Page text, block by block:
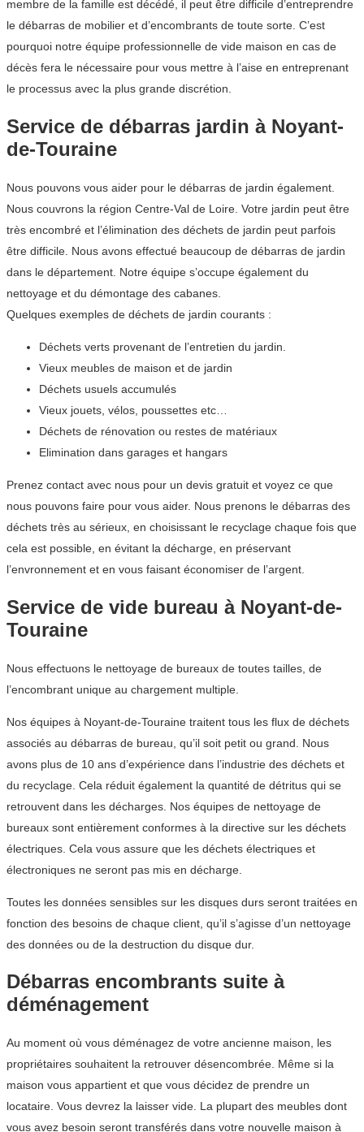
membre de la famille est décédé, il peut être difficile d’entreprendre
le débarras de mobilier et d’encombrants de toute sorte. C’est
pourquoi notre équipe professionnelle de vide maison en cas de
décès fera le nécessaire pour vous mettre à l’aise en entreprenant
le processus avec la plus grande discrétion.
Service de débarras jardin à Noyant-
de-Touraine
Nous pouvons vous aider pour le débarras de jardin également.
Nous couvrons la région Centre-Val de Loire. Votre jardin peut être
très encombré et l’élimination des déchets de jardin peut parfois
être difficile. Nous avons effectué beaucoup de débarras de jardin
dans le département. Notre équipe s’occupe également du
nettoyage et du démontage des cabanes.
Quelques exemples de déchets de jardin courants :
Déchets verts provenant de l’entretien du jardin.
Vieux meubles de maison et de jardin
Déchets usuels accumulés
Vieux jouets, vélos, poussettes etc…
Déchets de rénovation ou restes de matériaux
Elimination dans garages et hangars
Prenez contact avec nous pour un devis gratuit et voyez ce que
nous pouvons faire pour vous aider. Nous prenons le débarras des
déchets très au sérieux, en choisissant le recyclage chaque fois que
cela est possible, en évitant la décharge, en préservant
l’envronnement et en vous faisant économiser de l’argent.
Service de vide bureau à Noyant-de-
Touraine
Nous effectuons le nettoyage de bureaux de toutes tailles, de
l’encombrant unique au chargement multiple.
Nos équipes à Noyant-de-Touraine traitent tous les flux de déchets
associés au débarras de bureau, qu’il soit petit ou grand. Nous
avons plus de 10 ans d’expérience dans l’industrie des déchets et
du recyclage. Cela réduit également la quantité de détritus qui se
retrouvent dans les décharges. Nos équipes de nettoyage de
bureaux sont entièrement conformes à la directive sur les déchets
électriques. Cela vous assure que les déchets électriques et
électroniques ne seront pas mis en décharge.
Toutes les données sensibles sur les disques durs seront traitées en
fonction des besoins de chaque client, qu’il s’agisse d’un nettoyage
des données ou de la destruction du disque dur.
Débarras encombrants suite à
déménagement
Au moment où vous déménagez de votre ancienne maison, les
propriétaires souhaitent la retrouver désencombrée. Même si la
maison vous appartient et que vous décidez de prendre un
locataire. Vous devrez la laisser vide. La plupart des meubles dont
vous avez besoin seront transférés dans votre nouvelle maison à